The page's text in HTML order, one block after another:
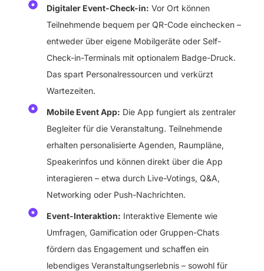
Digitaler Event-Check-in: Vor Ort können
Teilnehmende bequem per QR-Code einchecken –
entweder über eigene Mobilgeräte oder Self-
Check-in-Terminals mit optionalem Badge-Druck.
Das spart Personalressourcen und verkürzt
Wartezeiten.
Mobile Event App: Die App fungiert als zentraler
Begleiter für die Veranstaltung. Teilnehmende
erhalten personalisierte Agenden, Raumpläne,
Speakerinfos und können direkt über die App
interagieren – etwa durch Live-Votings, Q&A,
Networking oder Push-Nachrichten.
Event-Interaktion: Interaktive Elemente wie
Umfragen, Gamification oder Gruppen-Chats
fördern das Engagement und schaffen ein
lebendiges Veranstaltungserlebnis – sowohl für